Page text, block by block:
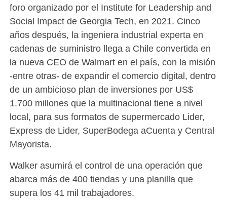
foro organizado por el Institute for Leadership and
Social Impact de Georgia Tech, en 2021. Cinco
años después, la ingeniera industrial experta en
cadenas de suministro llega a Chile convertida en
la nueva CEO de Walmart en el país, con la misión
-entre otras- de expandir el comercio digital, dentro
de un ambicioso plan de inversiones por US$
1.700 millones que la multinacional tiene a nivel
local, para sus formatos de supermercado Lider,
Express de Lider, SuperBodega aCuenta y Central
Mayorista.
Walker asumirá el control de una operación que
abarca más de 400 tiendas y una planilla que
supera los 41 mil trabajadores.